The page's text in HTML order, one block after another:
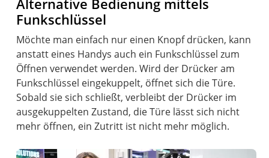
Alternative Bedienung mittels
Funkschlüssel
Möchte man einfach nur einen Knopf drücken, kann
anstatt eines Handys auch ein Funkschlüssel zum
Öffnen verwendet werden. Wird der Drücker am
Funkschlüssel eingekuppelt, öffnet sich die Türe.
Sobald sie sich schließt, verbleibt der Drücker im
ausgekuppelten Zustand, die Türe lässt sich nicht
mehr öffnen, ein Zutritt ist nicht mehr möglich.